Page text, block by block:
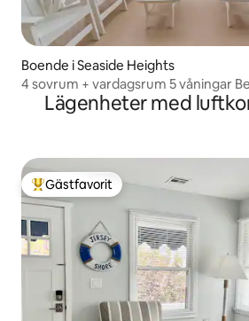
Boende i Seaside Heights
4 sovrum + vardagsrum 5 våningar
läget!Lägenheter med
Populär gästfavorit
Gästfavorit